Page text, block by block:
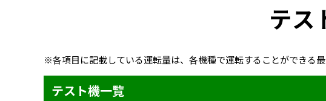
テス
※各項目に記載している運転量は、各機種で運転することができる最
テスト機一覧